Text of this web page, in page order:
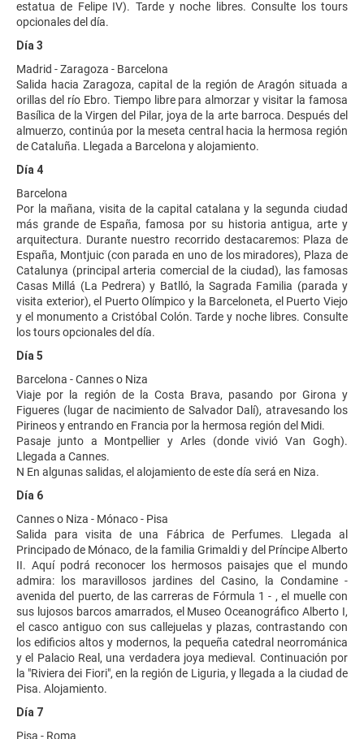
estatua de Felipe IV). Tarde y noche libres. Consulte los tours
opcionales del día.
Día 3
Madrid - Zaragoza - Barcelona
Salida hacia Zaragoza, capital de la región de Aragón situada a
orillas del río Ebro. Tiempo libre para almorzar y visitar la famosa
Basílica de la Virgen del Pilar, joya de la arte barroca. Después del
almuerzo, continúa por la meseta central hacia la hermosa región
de Cataluña. Llegada a Barcelona y alojamiento.
Día 4
Barcelona
Por la mañana, visita de la capital catalana y la segunda ciudad
más grande de España, famosa por su historia antigua, arte y
arquitectura. Durante nuestro recorrido destacaremos: Plaza de
España, Montjuic (con parada en uno de los miradores), Plaza de
Catalunya (principal arteria comercial de la ciudad), las famosas
Casas Millá (La Pedrera) y Batlló, la Sagrada Familia (parada y
visita exterior), el Puerto Olímpico y la Barceloneta, el Puerto Viejo
y el monumento a Cristóbal Colón. Tarde y noche libres. Consulte
los tours opcionales del día.
Día 5
Barcelona - Cannes o Niza
Viaje por la región de la Costa Brava, pasando por Girona y
Figueres (lugar de nacimiento de Salvador Dalí), atravesando los
Pirineos y entrando en Francia por la hermosa región del Midi.
Pasaje junto a Montpellier y Arles (donde vivió Van Gogh).
Llegada a Cannes.
N En algunas salidas, el alojamiento de este día será en Niza.
Día 6
Cannes o Niza - Mónaco - Pisa
Salida para visita de una Fábrica de Perfumes. Llegada al
Principado de Mónaco, de la familia Grimaldi y del Príncipe Alberto
II. Aquí podrá reconocer los hermosos paisajes que el mundo
admira: los maravillosos jardines del Casino, la Condamine -
avenida del puerto, de las carreras de Fórmula 1 - , el muelle con
sus lujosos barcos amarrados, el Museo Oceanográfico Alberto I,
el casco antiguo con sus callejuelas y plazas, contrastando con
los edificios altos y modernos, la pequeña catedral neorrománica
y el Palacio Real, una verdadera joya medieval. Continuación por
la "Riviera dei Fiori", en la región de Liguria, y llegada a la ciudad de
Pisa. Alojamiento.
Día 7
Pisa - Roma